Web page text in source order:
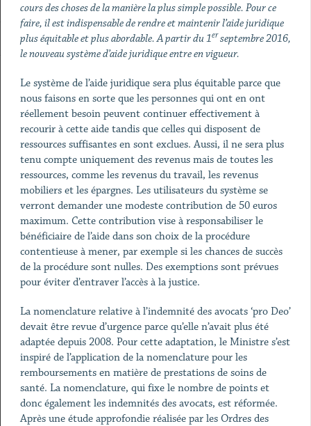
cours des choses de la manière la plus simple possible. Pour ce
faire, il est indispensable de rendre et maintenir l’aide juridique
plus équitable et plus abordable. A partir du 1erseptembre 2016,
le nouveau système d’aide juridique entre en vigueur.
Le système de l’aide juridique sera plus équitable parce que
nous faisons en sorte que les personnes qui ont en ont
réellement besoin peuvent continuer effectivement à
recourir à cette aide tandis que celles qui disposent de
ressources suffisantes en sont exclues. Aussi, il ne sera plus
tenu compte uniquement des revenus mais de toutes les
ressources, comme les revenus du travail, les revenus
mobiliers et les épargnes. Les utilisateurs du système se
verront demander une modeste contribution de 50 euros
maximum. Cette contribution vise à responsabiliser le
bénéficiaire de l’aide dans son choix de la procédure
contentieuse à mener, par exemple si les chances de succès
de la procédure sont nulles. Des exemptions sont prévues
pour éviter d’entraver l’accès à la justice.
La nomenclature relative à l’indemnité des avocats ‘pro Deo’
devait être revue d’urgence parce qu’elle n’avait plus été
adaptée depuis 2008. Pour cette adaptation, le Ministre s’est
inspiré de l’application de la nomenclature pour les
remboursements en matière de prestations de soins de
santé. La nomenclature, qui fixe le nombre de points et
donc également les indemnités des avocats, est réformée.
Après une étude approfondie réalisée par les Ordres des